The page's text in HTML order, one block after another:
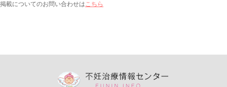
掲載についてのお問い合わせはこちら